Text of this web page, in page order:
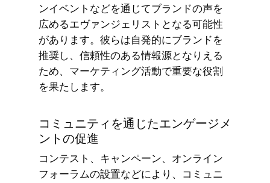
ンイベントなどを通じてブランドの声を
広めるエヴァンジェリストとなる可能性
があります。彼らは自発的にブランドを
推奨し、信頼性のある情報源となりえる
ため、マーケティング活動で重要な役割
を果たします。
コミュニティを通じたエンゲージメ
ントの促進
コンテスト、キャンペーン、オンライン
フォーラムの設置などにより、コミュニ